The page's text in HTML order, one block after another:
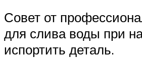
Совет от
для слива воды при
испортить деталь.